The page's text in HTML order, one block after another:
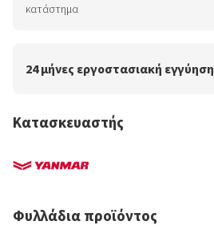
κατάστημα
24 μήνες εργοστασιακή εγγύηση
Κατασκευαστής
Φυλλάδια προϊόντος